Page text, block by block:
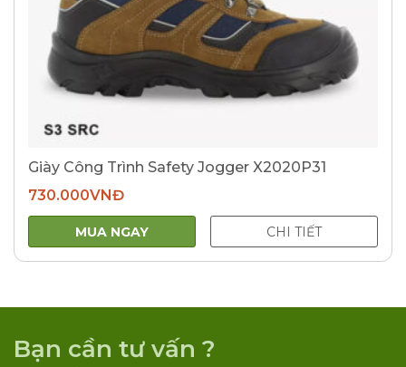
Giày Công Trình Safety Jogger X2020P31
730.000VNĐ
MUA NGAY CHI TIẾT
Bạn cần tư vấn ?